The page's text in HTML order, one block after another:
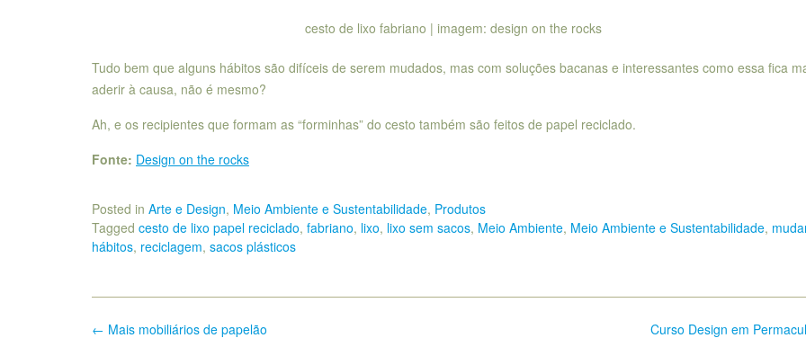
cesto de lixo fabriano | imagem: design on the rocks
Tudo bem que alguns hábitos são difíceis de serem mudados, mas com soluções bacanas e interessantes como essa fica
aderir à causa, não é mesmo?
Ah, e os recipientes que formam as “forminhas” do cesto também são feitos de papel reciclado.
Fonte: Design on the rocks
Posted in Arte e Design, Meio Ambiente e Sustentabilidade, Produtos
Tagged cesto de lixo papel reciclado, fabriano, lixo, lixo sem sacos, Meio Ambiente, Meio Ambiente e Sustentabilidade,
hábitos, reciclagem, sacos plásticos
Post
Curso Design em
← Mais mobiliários de papelão